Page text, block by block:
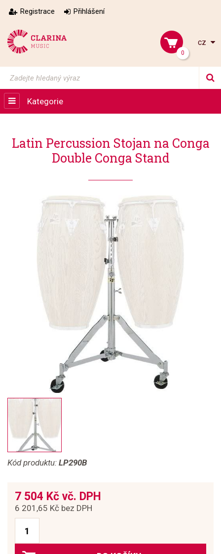
Registrace Přihlášení
0
cz
Kategorie
Latin Percussion Stojan na Conga
Double Conga Stand
Kód produktu: LP290B
7 504 Kč vč. DPH
6 201,65 Kč bez DPH